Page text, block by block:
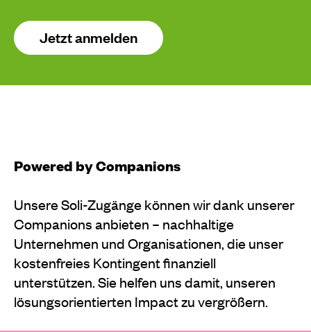
Jetzt anmelden
Powered by Companions
Unsere Soli-Zugänge können wir dank unserer
Companions anbieten – nachhaltige
Unternehmen und Organisationen, die unser
kostenfreies Kontingent finanziell
unterstützen. Sie helfen uns damit, unseren
lösungsorientierten Impact zu vergrößern.